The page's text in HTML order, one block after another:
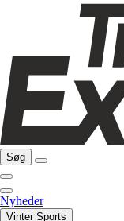
Søg
Nyheder
Vinter Sports